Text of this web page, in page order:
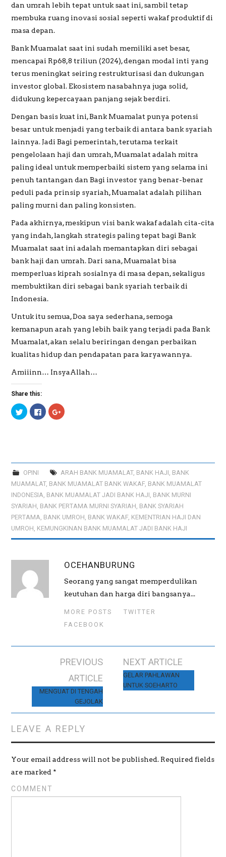
dan umrah lebih tepat untuk saat ini, sambil tetap
membuka ruang inovasi sosial seperti wakaf produktif di
masa depan.
Bank Muamalat saat ini sudah memiliki aset besar,
mencapai Rp68,8 triliun (2024), dengan modal inti yang
terus meningkat seiring restrukturisasi dan dukungan
investor global. Ekosistem nasabahnya juga solid,
didukung kepercayaan panjang sejak berdiri.
Dengan basis kuat ini, Bank Muamalat punya potensi
besar untuk menjadi yang terbaik di antara bank syariah
lainnya. Jadi Bagi pemerintah, terutama terkait
pengelolaan haji dan umrah, Muamalat adalah mitra
paling ideal untuk memperbaiki sistem yang selama ini
penuh tantangan dan Bagi investor yang benar-benar
peduli pada prinsip syariah, Muamalat adalah pilihan
paling murni dan paling konsisten.
Pada akhirnya, meskipun visi bank wakaf adalah cita-cita
yang indah, langkah strategis paling tepat bagi Bank
Muamalat saat ini adalah memantapkan diri sebagai
bank haji dan umrah. Dari sana, Muamalat bisa
memperluas kiprah sosialnya di masa depan, sekaligus
membuktikan diri sebagai bank syariah terbaik di
Indonesia.
Untuk itu semua, Doa saya sederhana, semoga
kemanapun arah yang lebih baik yang terjadi pada Bank
Muamalat, akan selalu beriringan dengan perbaikan
kualitas hidup dan pendapatan para karyawannya.
Amiiinn… InsyaAllah…
Share this:
C
l
a
r
e
o
n
T
i
t
t
e
r
(
n
i
n
e
C
l
a
o
n
F
a
c
e
b
o
o
k
e
n
e
)
C
l
a
r
e
o
n
G
o
g
l
e
+
(
n
n
n
e
w
n
d
o
OPINI ARAH BANK MUAMALAT, BANK HAJI, BANK
MUAMALAT, BANK MUAMALAT BANK WAKAF, BANK MUAMALAT
INDONESIA, BANK MUAMALAT JADI BANK HAJI, BANK MURNI
SYARIAH, BANK PERTAMA MURNI SYARIAH, BANK SYARIAH
PERTAMA, BANK UMROH, BANK WAKAF, KEMENTRIAN HAJI DAN
UMROH, KEMUNGKINAN BANK MUAMALAT JADI BANK HAJI
OCEHANBURUNG
Seorang yang sangat memperdulikan
keutuhan dan harga diri bangsanya...
MORE POSTS
TWITTER
FACEBOOK
Post navigation
PREVIOUS
ARTICLE
MENGUAT DI TENGAH
GEJOLAK
NEXT ARTICLE
GELAR PAHLAWAN
UNTUK SOEHARTO
LEAVE A REPLY
Your email address will not be published. Required fields
are marked *
COMMENT